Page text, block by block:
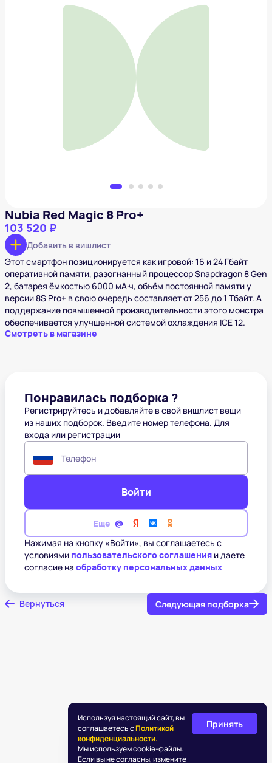
Nubia Red Magic 8 Pro+
103 520 ₽
Добавить в вишлист
Nubia Red Magic 8 Pro+
103 520 ₽
Добавить в вишлист
Этот смартфон позиционируется как игровой: 16 и 24 Гбайт
оперативной памяти, разогнанный процессор Snapdragon 8 Gen
2, батарея ёмкостью 6000 мА·ч, объём постоянной памяти у
версии 8S Pro+ в свою очередь составляет от 256 до 1 Тбайт. А
поддержание повышенной производительности этого монстра
обеспечивается улучшенной системой охлаждения ICE 12.
Смотреть в магазине
Понравилась подборка ?
Регистрируйтесь и добавляйте в свой вишлист вещи
из наших подборок. Введите номер телефона. Для
входа или регистрации
Телефон
Войти
Еще
Нажимая на кнопку «Войти», вы соглашаетесь с
условиями пользовательского соглашения и даете
согласие на обработку персональных данных
Вернуться Следующая подборка
Используя настоящий сайт, вы
соглашаетесь сПолитикой
конфиденциальности.
Мы используем cookie-файлы.
Если вы не согласны, измените
Принять